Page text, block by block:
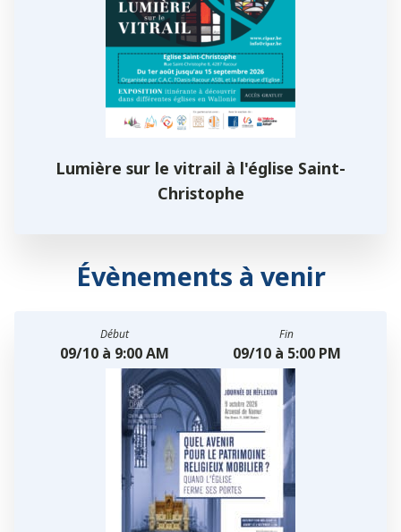
Lumière sur le vitrail à l'église Saint-
Christophe
Évènements à venir
Début
09/10 à 9:00 AM
Fin
09/10 à 5:00 PM